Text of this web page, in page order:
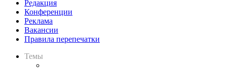
Редакция
Конференции
Реклама
Вакансии
Правила перепечатки
Темы